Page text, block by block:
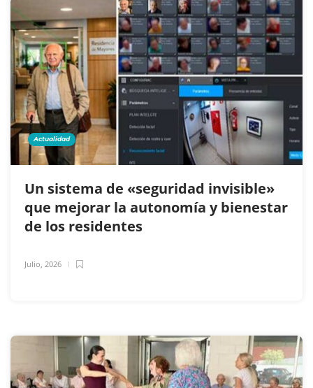
Actualidad
Un sistema de «seguridad invisible»
que mejorar la autonomía y bienestar
de los residentes
Julio, 2026